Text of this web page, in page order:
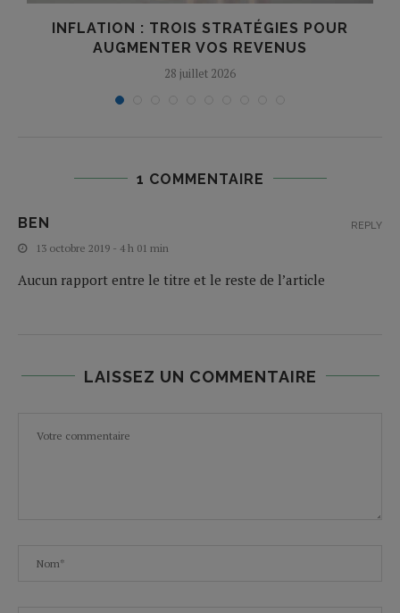
INFLATION : TROIS STRATÉGIES POUR
AUGMENTER VOS REVENUS
28 juillet 2026
1 COMMENTAIRE
BEN
13 octobre 2019 - 4 h 01 min
Aucun rapport entre le titre et le reste de l’article
REPLY
LAISSEZ UN COMMENTAIRE